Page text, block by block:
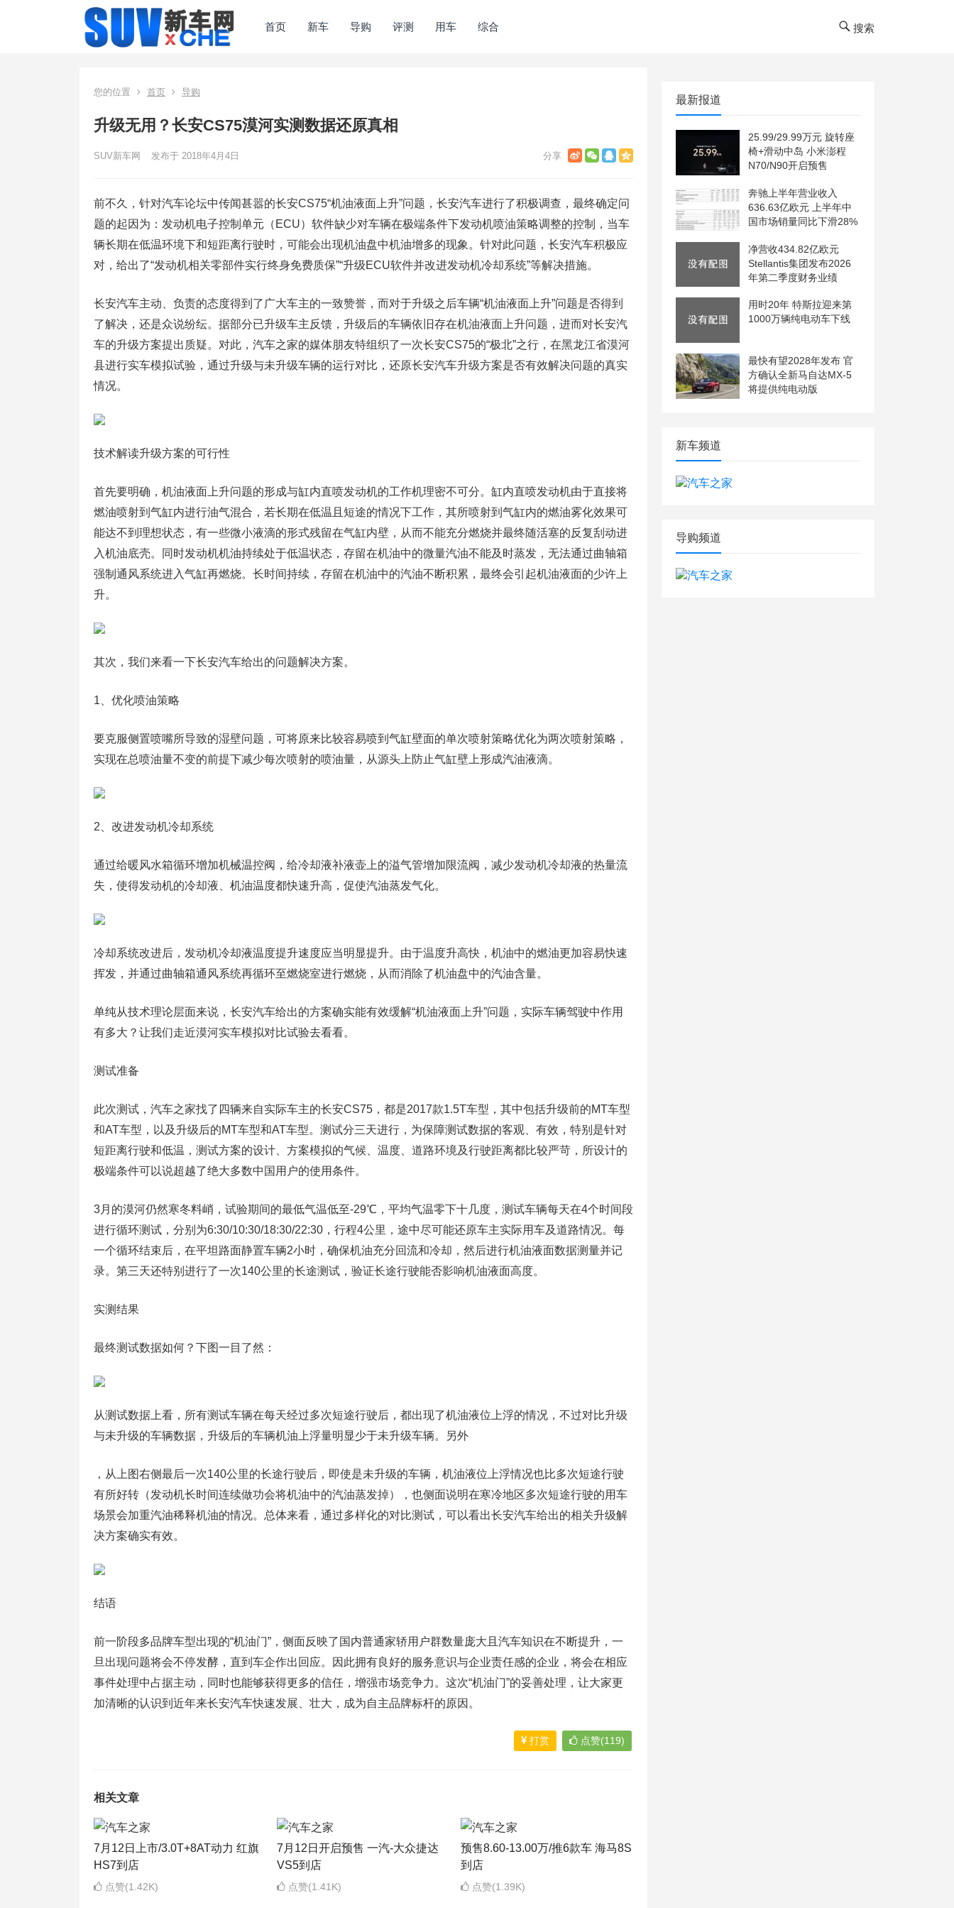
首页 新车 导购 评测 用车 综合 搜索
您的位置 首页 导购
升级无用？长安CS75漠河实测数据还原真相
SUV新车网 发布于 2018年4月4日
前不久，针对汽车论坛中传闻甚嚣的长安CS75“机油液面上升”问题，长安汽车进行了积极调查，最终确定问
题的起因为：发动机电子控制单元（ECU）软件缺少对车辆在极端条件下发动机喷油策略调整的控制，当车
辆长期在低温环境下和短距离行驶时，可能会出现机油盘中机油增多的现象。针对此问题，长安汽车积极应
对，给出了“发动机相关零部件实行终身免费质保”“升级ECU软件并改进发动机冷却系统”等解决措施。
长安汽车主动、负责的态度得到了广大车主的一致赞誉，而对于升级之后车辆“机油液面上升”问题是否得到
了解决，还是众说纷纭。据部分已升级车主反馈，升级后的车辆依旧存在机油液面上升问题，进而对长安汽
车的升级方案提出质疑。对此，汽车之家的媒体朋友特组织了一次长安CS75的“极北”之行，在黑龙江省漠河
县进行实车模拟试验，通过升级与未升级车辆的运行对比，还原长安汽车升级方案是否有效解决问题的真实
情况。
技术解读升级方案的可行性
首先要明确，机油液面上升问题的形成与缸内直喷发动机的工作机理密不可分。缸内直喷发动机由于直接将
燃油喷射到气缸内进行油气混合，若长期在低温且短途的情况下工作，其所喷射到气缸内的燃油雾化效果可
能达不到理想状态，有一些微小液滴的形式残留在气缸内壁，从而不能充分燃烧并最终随活塞的反复刮动进
入机油底壳。同时发动机机油持续处于低温状态，存留在机油中的微量汽油不能及时蒸发，无法通过曲轴箱
强制通风系统进入气缸再燃烧。长时间持续，存留在机油中的汽油不断积累，最终会引起机油液面的少许上
升。
其次，我们来看一下长安汽车给出的问题解决方案。
1、优化喷油策略
要克服侧置喷嘴所导致的湿壁问题，可将原来比较容易喷到气缸壁面的单次喷射策略优化为两次喷射策略，
实现在总喷油量不变的前提下减少每次喷射的喷油量，从源头上防止气缸壁上形成汽油液滴。
2、改进发动机冷却系统
通过给暖风水箱循环增加机械温控阀，给冷却液补液壶上的溢气管增加限流阀，减少发动机冷却液的热量流
失，使得发动机的冷却液、机油温度都快速升高，促使汽油蒸发气化。
冷却系统改进后，发动机冷却液温度提升速度应当明显提升。由于温度升高快，机油中的燃油更加容易快速
挥发，并通过曲轴箱通风系统再循环至燃烧室进行燃烧，从而消除了机油盘中的汽油含量。
单纯从技术理论层面来说，长安汽车给出的方案确实能有效缓解“机油液面上升”问题，实际车辆驾驶中作用
有多大？让我们走近漠河实车模拟对比试验去看看。
测试准备
此次测试，汽车之家找了四辆来自实际车主的长安CS75，都是2017款1.5T车型，其中包括升级前的MT车型
和AT车型，以及升级后的MT车型和AT车型。测试分三天进行，为保障测试数据的客观、有效，特别是针对
短距离行驶和低温，测试方案的设计、方案模拟的气候、温度、道路环境及行驶距离都比较严苛，所设计的
极端条件可以说超越了绝大多数中国用户的使用条件。
3月的漠河仍然寒冬料峭，试验期间的最低气温低至-29℃，平均气温零下十几度，测试车辆每天在4个时间段
进行循环测试，分别为6:30/10:30/18:30/22:30，行程4公里，途中尽可能还原车主实际用车及道路情况。每
一个循环结束后，在平坦路面静置车辆2小时，确保机油充分回流和冷却，然后进行机油液面数据测量并记
录。第三天还特别进行了一次140公里的长途测试，验证长途行驶能否影响机油液面高度。
实测结果
最终测试数据如何？下图一目了然：
从测试数据上看，所有测试车辆在每天经过多次短途行驶后，都出现了机油液位上浮的情况，不过对比升级
与未升级的车辆数据，升级后的车辆机油上浮量明显少于未升级车辆。另外
，从上图右侧最后一次140公里的长途行驶后，即使是未升级的车辆，机油液位上浮情况也比多次短途行驶
有所好转（发动机长时间连续做功会将机油中的汽油蒸发掉），也侧面说明在寒冷地区多次短途行驶的用车
场景会加重汽油稀释机油的情况。总体来看，通过多样化的对比测试，可以看出长安汽车给出的相关升级解
决方案确实有效。
结语
前一阶段多品牌车型出现的“机油门”，侧面反映了国内普通家轿用户群数量庞大且汽车知识在不断提升，一
旦出现问题将会不停发酵，直到车企作出回应。因此拥有良好的服务意识与企业责任感的企业，将会在相应
事件处理中占据主动，同时也能够获得更多的信任，增强市场竞争力。这次“机油门”的妥善处理，让大家更
加清晰的认识到近年来长安汽车快速发展、壮大，成为自主品牌标杆的原因。
打赏 点赞(119)
相关文章
7月12日上市/3.0T+8AT动力 红旗
HS7到店
点赞(1.42K)
7月12日开启预售 一汽-大众捷达
VS5到店
点赞(1.41K)
预售8.60-13.00万/推6款车 海马8S
到店
点赞(1.39K)
最新报道
25.99/29.99万元 旋转座
椅+滑动中岛 小米澎程
N70/N90开启预售
奔驰上半年营业收入
636.63亿欧元 上半年中
国市场销量同比下滑28%
净营收434.82亿欧元
Stellantis集团发布2026
年第二季度财务业绩
用时20年 特斯拉迎来第
1000万辆纯电动车下线
最快有望2028年发布 官
方确认全新马自达MX-5
将提供纯电动版
新车频道
导购频道